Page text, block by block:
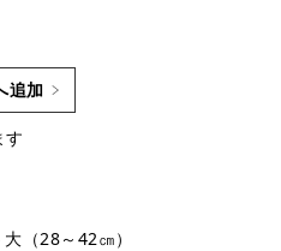
追加
す
（28～42㎝）